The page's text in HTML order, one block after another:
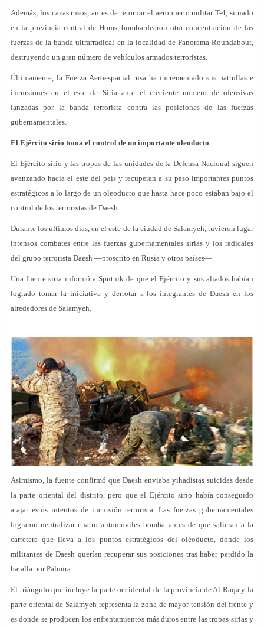
Además, los cazas rusos, antes de retornar el aeropuerto militar T-4, situado
en la provincia central de Homs, bombardearon otra concentración de las
fuerzas de la banda ultrarradical en la localidad de Panorama Roundabout,
destruyendo un gran número de vehículos armados terroristas.
Últimamente, la Fuerza Aeroespacial rusa ha incrementado sus patrullas e
incursiones en el este de Siria ante el creciente número de ofensivas
lanzadas por la banda terrorista contra las posiciones de las fuerzas
gubernamentales.
El Ejército sirio toma el control de un importante oleoducto
El Ejército sirio y las tropas de las unidades de la Defensa Nacional siguen
avanzando hacia el este del país y recuperan a su paso importantes puntos
estratégicos a lo largo de un oleoducto que hasta hace poco estaban bajo el
control de los terroristas de Daesh.
Durante los últimos días, en el este de la ciudad de Salamyeh, tuvieron lugar
intensos combates entre las fuerzas gubernamentales sirias y los radicales
del grupo terrorista Daesh —proscrito en Rusia y otros países—.
Una fuente siria informó a Sputnik de que el Ejército y sus aliados habían
logrado tomar la iniciativa y derrotar a los integrantes de Daesh en los
alrededores de Salamyeh.
Asimismo, la fuente confirmó que Daesh enviaba yihadistas suicidas desde
la parte oriental del distrito, pero que el Ejército sirio había conseguido
atajar estos intentos de incursión terrorista. Las fuerzas gubernamentales
lograron neutralizar cuatro automóviles bomba antes de que salieran a la
carretera que lleva a los puntos estratégicos del oleoducto, donde los
militantes de Daesh querían recuperar sus posiciones tras haber perdido la
batalla por Palmira.
El triángulo que incluye la parte occidental de la provincia de Al Raqa y la
parte oriental de Salamyeh representa la zona de mayor tensión del frente y
es donde se producen los enfrentamientos más duros entre las tropas sirias y